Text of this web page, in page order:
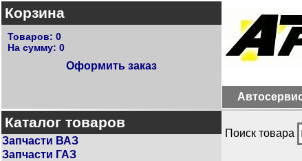
Корзина
Товаров: 0
На сумму: 0
Оформить заказ
Каталог товаров
Запчасти ВАЗ
Запчасти ГАЗ
Поиск товара